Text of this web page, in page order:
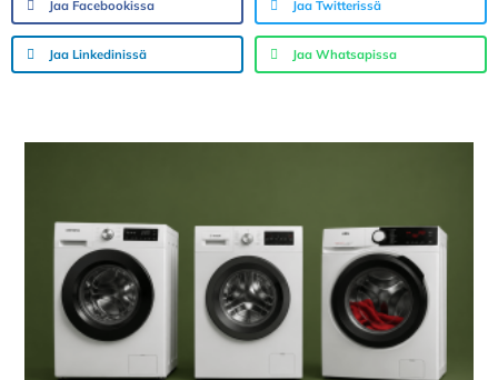
Jaa Facebookissa Jaa Twitterissä
Jaa Linkedinissä Jaa Whatsapissa